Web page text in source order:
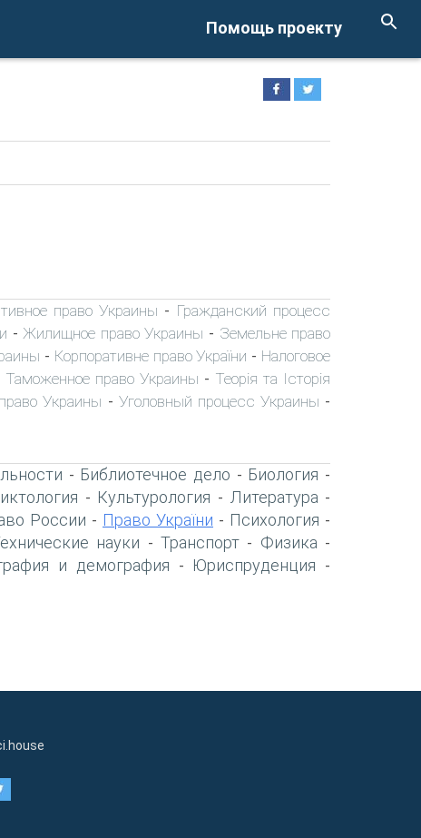
Помощь проекту
право Украины - Гражданский процесс
-Жилищное право Украины - Земельне право
- Корпоративне право України - Налоговое
Таможенное право Украины - Теорія та Історія
Украины - Уголовный процесс Украины -
- Библиотечное дело - Биология -
- Культурология - Литература -
России - Право України - Психология -
науки - Транспорт- Физика -
и демография - Юриспруденция -